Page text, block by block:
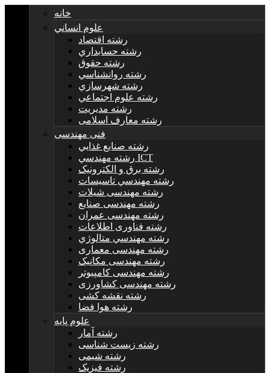
خانه
علوم انساني
رشته اقتصاد
رشته حسابداري
رشته حقوق
رشته روانشناسي
رشته شهرسازي
رشته علوم اجتماعي
رشته مديريت
رشته معارف اسلامی
فنی مهندسی
رشته صنايع غذايي
رشته مهندسي ICT
رشته برق و الکترونيک
رشته مهندسي تاسيسات
رشته مهندسی شیلات
رشته مهندسی صنایع
رشته مهندسی عمران
رشته فناوری اطلاعات
رشته مهندسي متالوژي
رشته مهندسی معماری
رشته مهندسی مکانیک
رشته مهندسی کامپیوتر
رشته مهندسی کشاورزی
رشته نقشه کشی
رشته هوا فضا
علوم پایه
رشته آمار
رشته زیست شناسی
رشته شیمی
رشته فیزیک